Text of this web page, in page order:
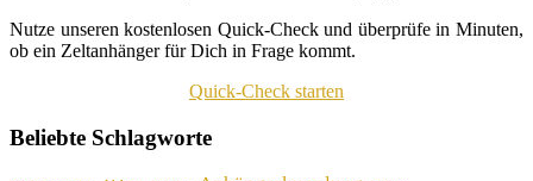
Nutze unseren kostenlosen Quick-Check und überprüfe in Minuten,
ob ein Zeltanhänger für Dich in Frage kommt.
Quick-Check starten
Beliebte Schlagworte